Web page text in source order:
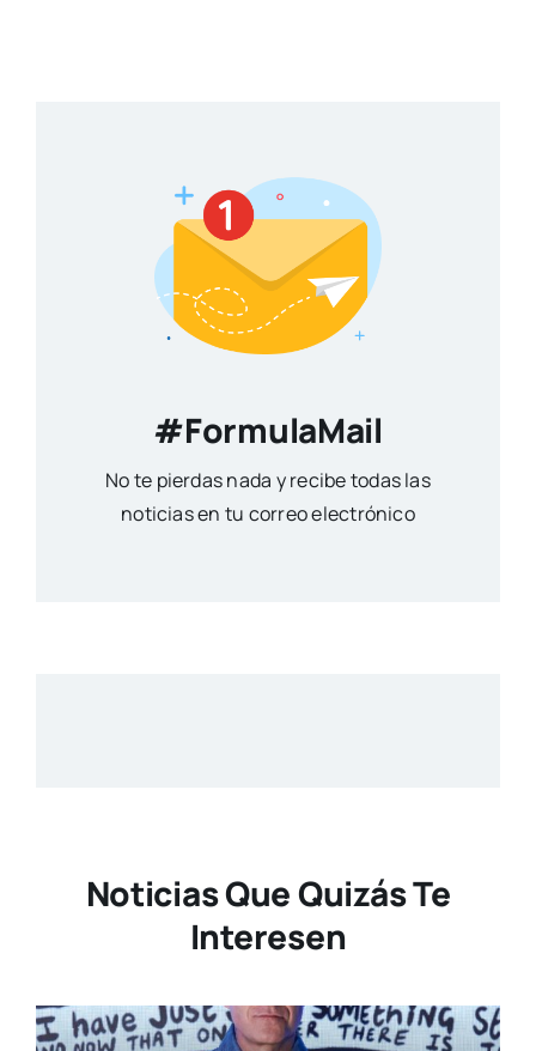
#FormulaMail
No te pierdas nada y recibe todas las
noticias en tu correo electrónico
Noticias Que Quizás Te
Interesen